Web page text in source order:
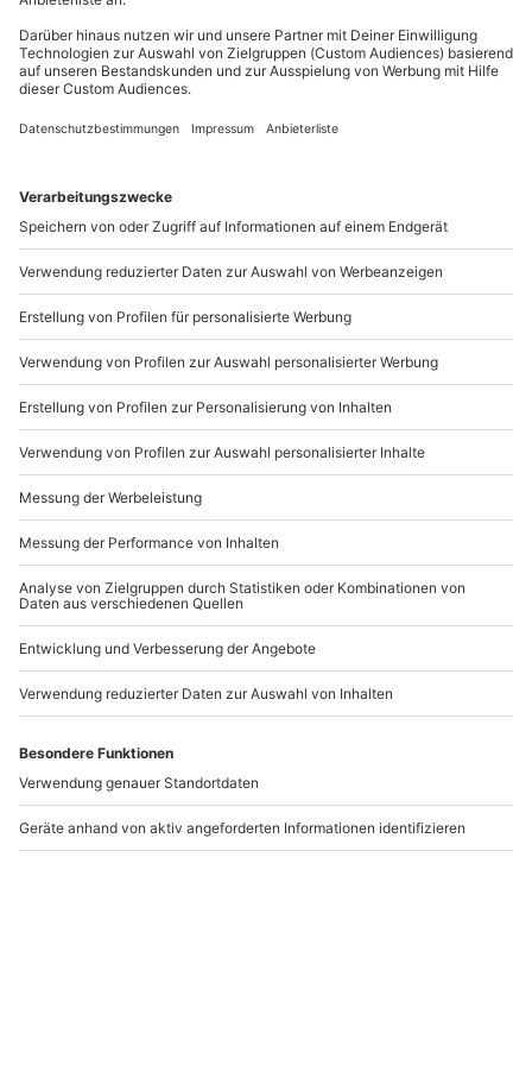
Du möchtest als Firma bestellen?
Sichere Dir attraktive Firmenkunden Vorteile.
+49 89 / 21 12 90 20
Mo-Fr: 9-17 Uhr
b2b@mydays.de
www.b2b.mydays.de/
Artikelnummer 18710
Andere Produkte entdecken
Hydrospeed
Abtenau/Voglau für 2
Voglau
2 Personen
124,90 CHF
Hydrospeed Tour
Abtenau/Voglau
69,90 CHF